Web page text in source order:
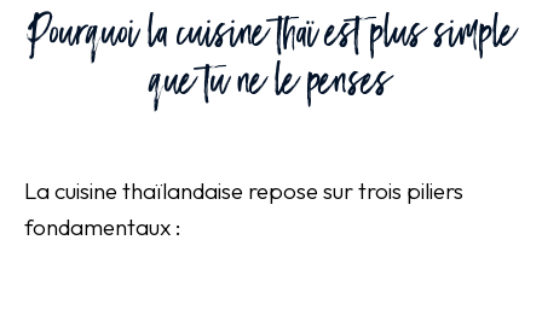
Pourquoi la cuisine thaï est plus simple
que tu ne le penses
La cuisine thaïlandaise repose sur trois piliers
fondamentaux :